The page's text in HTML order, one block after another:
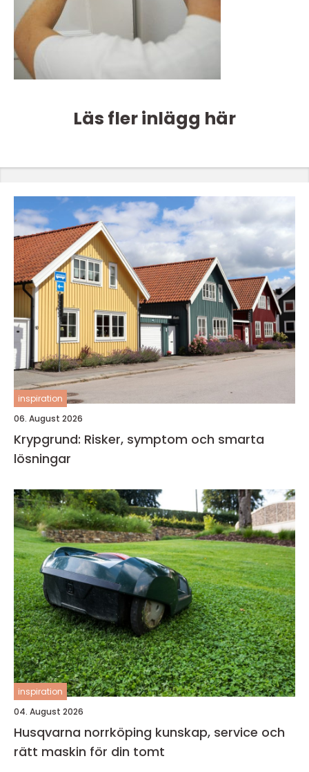
Läs fler inlägg här
inspiration
06. August 2026
Krypgrund: Risker, symptom och smarta
lösningar
inspiration
04. August 2026
Husqvarna norrköping kunskap, service och
rätt maskin för din tomt